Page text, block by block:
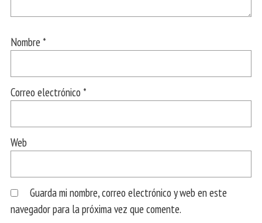
Nombre *
Correo electrónico *
Web
Guarda mi nombre, correo electrónico y web en este
navegador para la próxima vez que comente.